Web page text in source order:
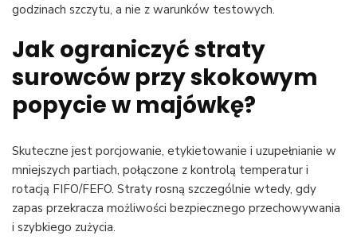
godzinach szczytu, a nie z warunków testowych.
Jak ograniczyć straty
surowców przy skokowym
popycie w majówkę?
Skuteczne jest porcjowanie, etykietowanie i uzupełnianie w
mniejszych partiach, połączone z kontrolą temperatur i
rotacją FIFO/FEFO. Straty rosną szczególnie wtedy, gdy
zapas przekracza możliwości bezpiecznego przechowywania
i szybkiego zużycia.